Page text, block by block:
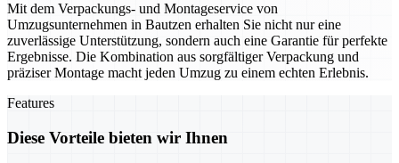
Mit dem Verpackungs- und Montageservice von
Umzugsunternehmen in Bautzen erhalten Sie nicht nur eine
zuverlässige Unterstützung, sondern auch eine Garantie für perfekte
Ergebnisse. Die Kombination aus sorgfältiger Verpackung und
präziser Montage macht jeden Umzug zu einem echten Erlebnis.
Features
Diese Vorteile bieten wir Ihnen